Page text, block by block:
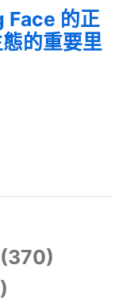
的正
的重要里
(370)